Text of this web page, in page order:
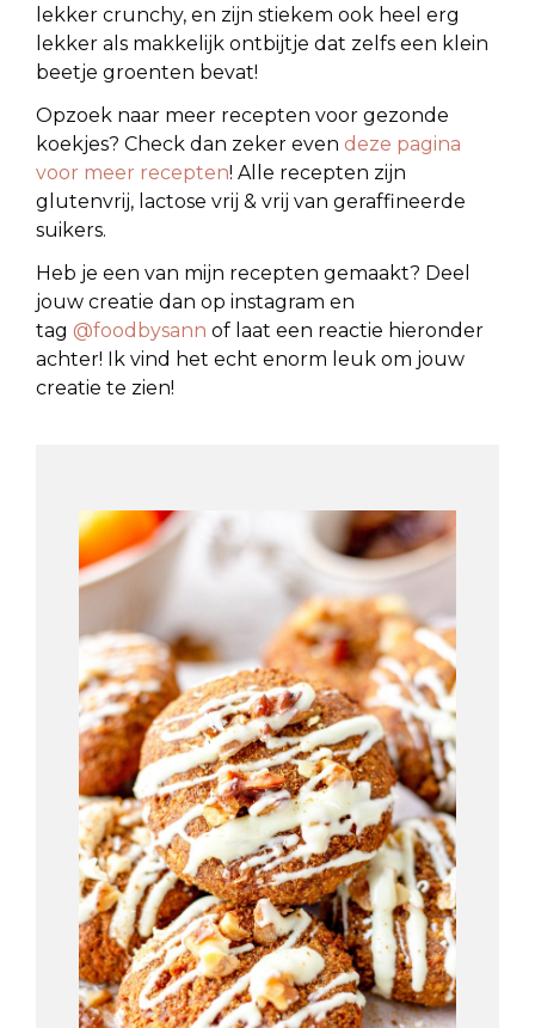
lekker crunchy, en zijn stiekem ook heel erg
lekker als makkelijk ontbijtje dat zelfs een klein
beetje groenten bevat!
Opzoek naar meer recepten voor gezonde
koekjes? Check dan zeker even deze pagina
voor meer recepten! Alle recepten zijn
glutenvrij, lactose vrij & vrij van geraffineerde
suikers.
Heb je een van mijn recepten gemaakt? Deel
jouw creatie dan op instagram en
tag @foodbysann of laat een reactie hieronder
achter! Ik vind het echt enorm leuk om jouw
creatie te zien!